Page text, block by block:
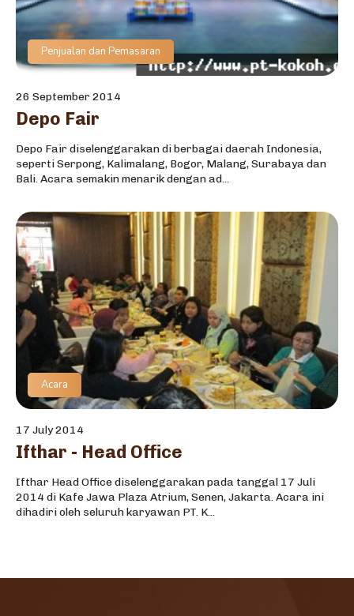
Penjualan dan Pemasaran
26 September 2014
Depo Fair
Depo Fair diselenggarakan di berbagai daerah Indonesia,
seperti Serpong, Kalimalang, Bogor, Malang, Surabaya dan
Bali. Acara semakin menarik dengan ad...
Acara
17 July 2014
Ifthar - Head Office
Ifthar Head Office diselenggarakan pada tanggal 17 Juli
2014 di Kafe Jawa Plaza Atrium, Senen, Jakarta. Acara ini
dihadiri oleh seluruh karyawan PT. K...